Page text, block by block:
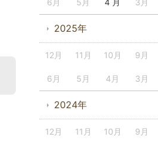
6月 5月 4 月 3月
2025年
12月 11月 10月 9月
6月 5月 4月 3月
2024年
12月 11月 10月 9月